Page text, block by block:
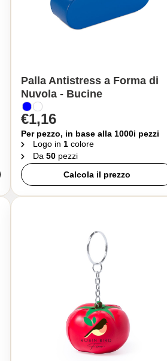
Palla Antistress a Forma di
Nuvola - Bucine
€1,16
Per pezzo, in base alla 1000i pezzi
Logo in 1colore
Da 50pezzi
Calcola il prezzo